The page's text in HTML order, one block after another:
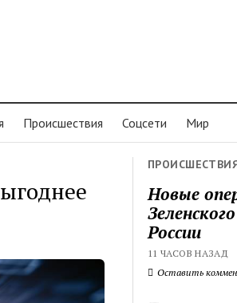
Проиcшествия Соцсети Мир
Новые
России
11 ЧАСОВ НАЗАД
Оставить